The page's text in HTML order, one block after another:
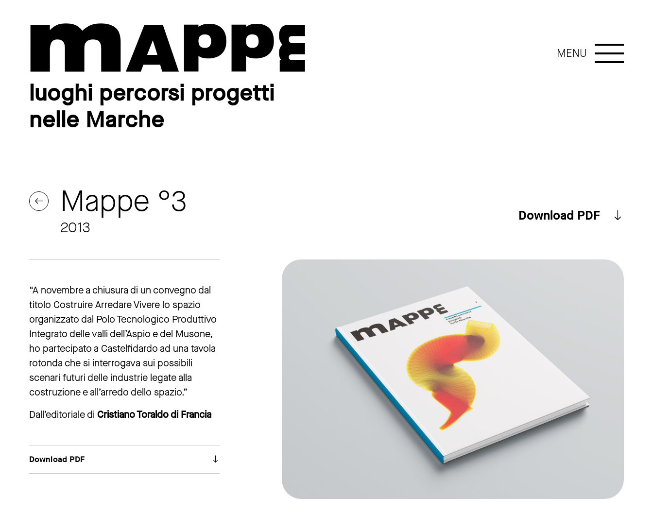
MENU
luoghi percorsi progetti
nelle Marche
Mappe °3
2013
Download PDF
“A novembre a chiusura di un convegno dal
titolo Costruire Arredare Vivere lo spazio
organizzato dal Polo Tecnologico Produttivo
Integrato delle valli dell’Aspio e del Musone,
ho partecipato a Castelfidardo ad una tavola
rotonda che si interrogava sui possibili
scenari futuri delle industrie legate alla
costruzione e all’arredo dello spazio.”
Dall’editoriale di Cristiano Toraldo di Francia
Download PDF